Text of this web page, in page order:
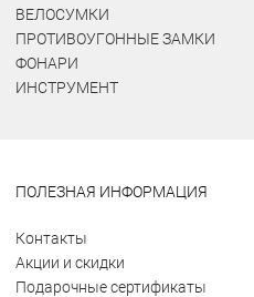
ВЕЛОСУМКИ
ПРОТИВОУГОННЫЕ ЗАМКИ
ФОНАРИ
ИНСТРУМЕНТ
ПОЛЕЗНАЯ ИНФОРМАЦИЯ
Контакты
Акции и скидки
Подарочные сертификаты